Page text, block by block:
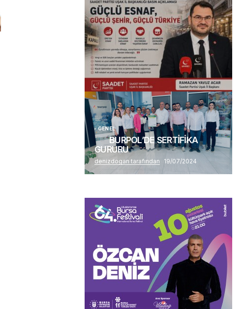
(başlıksız)
Alaattin Karahan tarafından 14/07/2026
GENEL
BURPOL’DE SERTİFİKA
GURURU
denizdogan tarafından 19/07/2024